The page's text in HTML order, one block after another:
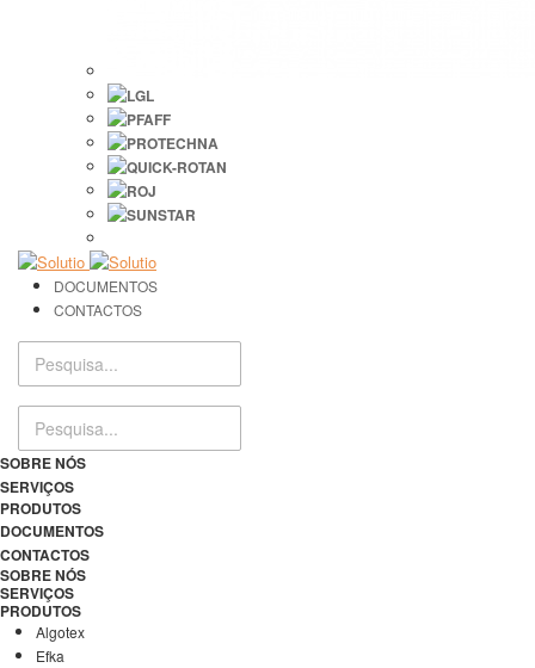
DOCUMENTOS
CONTACTOS
SOBRE NÓS
SERVIÇOS
PRODUTOS
DOCUMENTOS
CONTACTOS
SOBRE NÓS
SERVIÇOS
PRODUTOS
Algotex
Efka